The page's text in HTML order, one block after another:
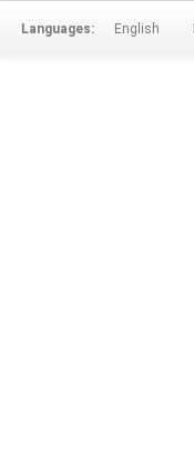
Languages: English